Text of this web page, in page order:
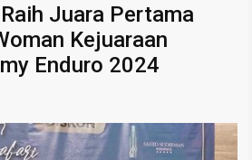
Juara Pertama
Kejuaraan
Enduro 2024